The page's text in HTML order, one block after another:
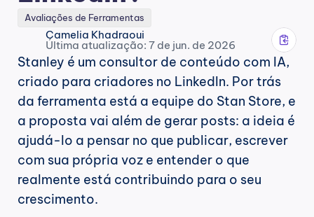
Avaliações de Ferramentas
Camelia Khadraoui
Última atualização: 7 de jun. de 2026
Stanley é um consultor de conteúdo com IA,
criado para criadores no LinkedIn. Por trás
da ferramenta está a equipe do Stan Store, e
a proposta vai além de gerar posts: a ideia é
ajudá-lo a pensar no que publicar, escrever
com sua própria voz e entender o que
realmente está contribuindo para o seu
crescimento.